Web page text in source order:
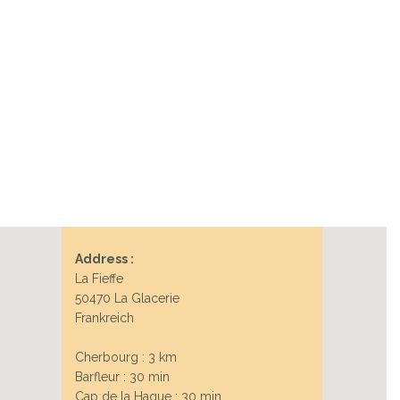
Address :
La Fieffe
50470 La Glacerie
Frankreich
Cherbourg : 3 km
Barfleur : 30 min
Cap de la Hague : 30 min